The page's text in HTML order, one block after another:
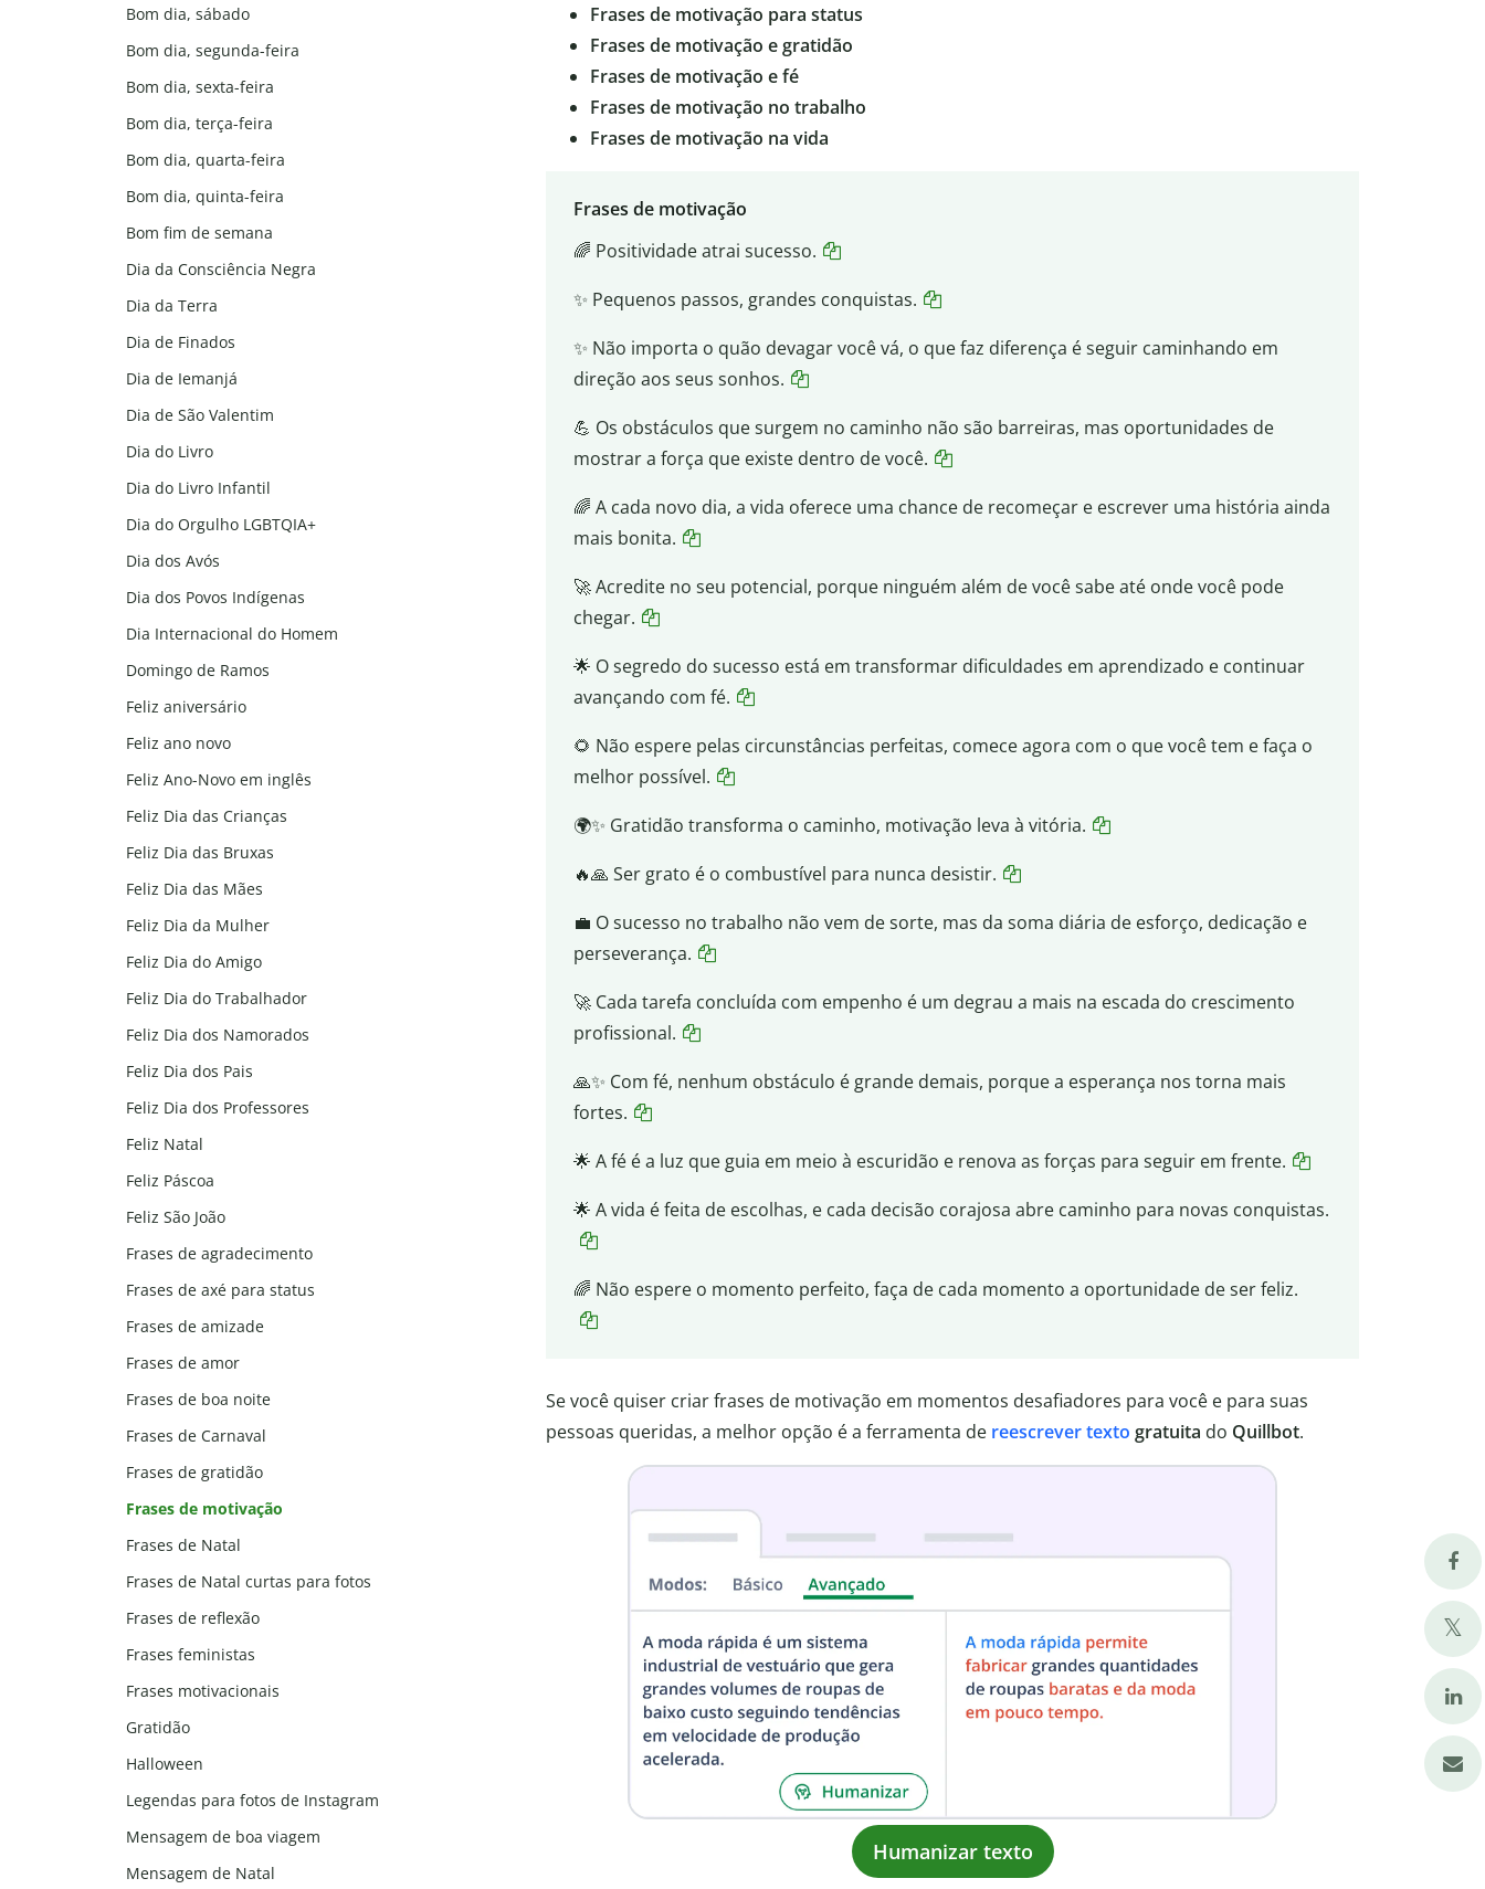
Frases de motivação para status
Frases de motivação e gratidão
Frases de motivação e fé
Frases de motivação no trabalho
Frases de motivação na vida
Frases de motivação
🌈 Positividade atrai sucesso.
✨ Pequenos passos, grandes conquistas.
✨ Não importa o quão devagar você vá, o que faz diferença é seguir caminhando em
direção aos seus sonhos.
💪 Os obstáculos que surgem no caminho não são barreiras, mas oportunidades de
mostrar a força que existe dentro de você.
🌈 A cada novo dia, a vida oferece uma chance de recomeçar e escrever uma história ainda
mais bonita.
🚀 Acredite no seu potencial, porque ninguém além de você sabe até onde você pode
chegar.
🌟 O segredo do sucesso está em transformar dificuldades em aprendizado e continuar
avançando com fé.
🌻 Não espere pelas circunstâncias perfeitas, comece agora com o que você tem e faça o
melhor possível.
🌍✨ Gratidão transforma o caminho, motivação leva à vitória.
🔥🙏 Ser grato é o combustível para nunca desistir.
💼 O sucesso no trabalho não vem de sorte, mas da soma diária de esforço, dedicação e
perseverança.
🚀 Cada tarefa concluída com empenho é um degrau a mais na escada do crescimento
profissional.
🙏✨ Com fé, nenhum obstáculo é grande demais, porque a esperança nos torna mais
fortes.
🌟 A fé é a luz que guia em meio à escuridão e renova as forças para seguir em frente.
🌟 A vida é feita de escolhas, e cada decisão corajosa abre caminho para novas conquistas.
🌈 Não espere o momento perfeito, faça de cada momento a oportunidade de ser feliz.
Se você quiser criar frases de motivação em momentos desafiadores para você e para suas
pessoas queridas, a melhor opção é a ferramenta de reescrever texto gratuita do Quillbot.
Humanizar texto
Bom dia, sábado
Bom dia, segunda-feira
Bom dia, sexta-feira
Bom dia, terça-feira
Bom dia, quarta-feira
Bom dia, quinta-feira
Bom fim de semana
Dia da Consciência Negra
Dia da Terra
Dia de Finados
Dia de Iemanjá
Dia de São Valentim
Dia do Livro
Dia do Livro Infantil
Dia do Orgulho LGBTQIA+
Dia dos Avós
Dia dos Povos Indígenas
Dia Internacional do Homem
Domingo de Ramos
Feliz aniversário
Feliz ano novo
Feliz Ano-Novo em inglês
Feliz Dia das Crianças
Feliz Dia das Bruxas
Feliz Dia das Mães
Feliz Dia da Mulher
Feliz Dia do Amigo
Feliz Dia do Trabalhador
Feliz Dia dos Namorados
Feliz Dia dos Pais
Feliz Dia dos Professores
Feliz Natal
Feliz Páscoa
Feliz São João
Frases de agradecimento
Frases de axé para status
Frases de amizade
Frases de amor
Frases de boa noite
Frases de Carnaval
Frases de gratidão
Frases de motivação
Frases de Natal
Frases de Natal curtas para fotos
Frases de reflexão
Frases feministas
Frases motivacionais
Gratidão
Halloween
Legendas para fotos de Instagram
Mensagem de boa viagem
Mensagem de Natal